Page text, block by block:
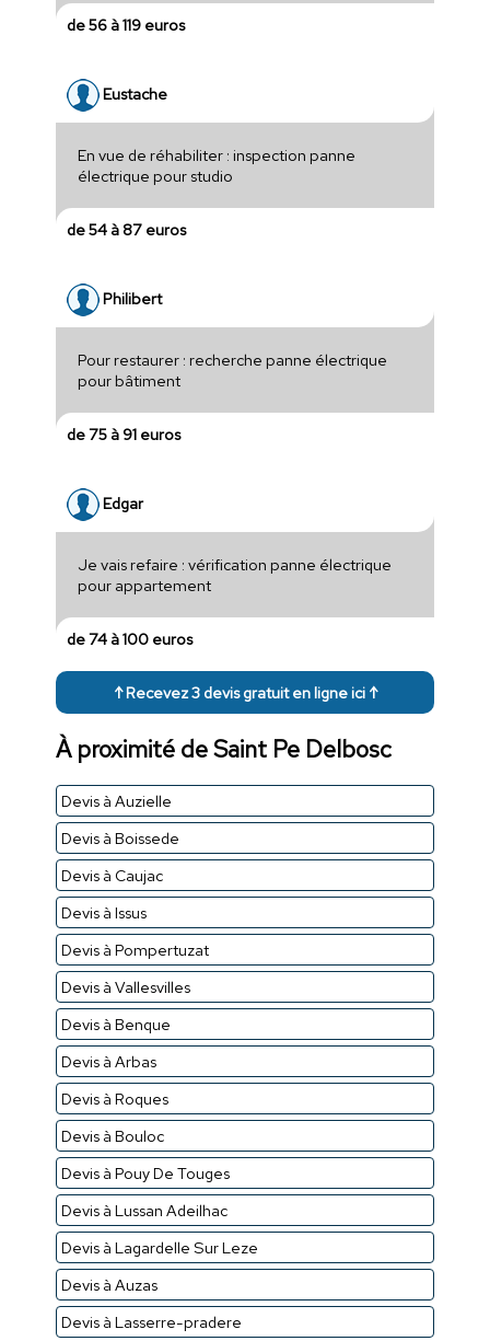
de 56 à 119 euros
Eustache
En vue de réhabiliter : inspection panne
électrique pour studio
de 54 à 87 euros
Philibert
Pour restaurer : recherche panne électrique
pour bâtiment
de 75 à 91 euros
Edgar
Je vais refaire : vérification panne électrique
pour appartement
de 74 à 100 euros
↑ Recevez 3 devis gratuit en ligne ici ↑
À proximité de Saint Pe Delbosc
Devis à Auzielle
Devis à Boissede
Devis à Caujac
Devis à Issus
Devis à Pompertuzat
Devis à Vallesvilles
Devis à Benque
Devis à Arbas
Devis à Roques
Devis à Bouloc
Devis à Pouy De Touges
Devis à Lussan Adeilhac
Devis à Lagardelle Sur Leze
Devis à Auzas
Devis à Lasserre-pradere